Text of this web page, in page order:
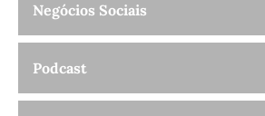
Negócios Sociais
Podcast